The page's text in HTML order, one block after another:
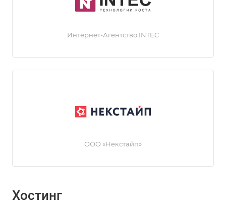
Интернет-Агентство INTEC
ООО «Некстайп»
Хостинг